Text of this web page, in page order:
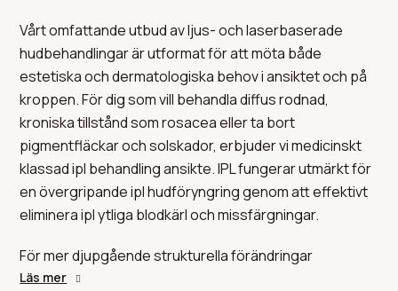
Vårt omfattande utbud av ljus- och laserbaserade
hudbehandlingar är utformat för att möta både
estetiska och dermatologiska behov i ansiktet och på
kroppen. För dig som vill behandla diffus rodnad,
kroniska tillstånd som rosacea eller ta bort
pigmentfläckar och solskador, erbjuder vi medicinskt
klassad ipl behandling ansikte. IPL fungerar utmärkt för
en övergripande ipl hudföryngring genom att effektivt
eliminera ipl ytliga blodkärl och missfärgningar.
För mer djupgående strukturella förändringar
tillhandahåller vi avancerad laserhudvård. Detta
Läs mer